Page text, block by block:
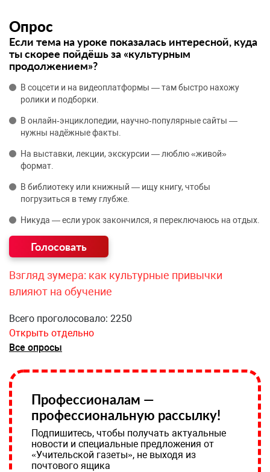
Опрос
Если тема на уроке показалась интересной, куда
ты скорее пойдёшь за «культурным
продолжением»?
В соцсети и на видеоплатформы — там быстро нахожу
ролики и подборки.
В онлайн‑энциклопедии, научно‑популярные сайты —
нужны надёжные факты.
На выставки, лекции, экскурсии — люблю «живой»
формат.
В библиотеку или книжный — ищу книгу, чтобы
погрузиться в тему глубже.
Никуда — если урок закончился, я переключаюсь на отдых.
Взгляд зумера: как культурные привычки
влияют на обучение
Всего проголосовало: 2250
Открыть отдельно
Все опросы
Профессионалам —
профессиональную рассылку!
Подпишитесь, чтобы получать актуальные
новости и специальные предложения от
«Учительской газеты», не выходя из
почтового ящика